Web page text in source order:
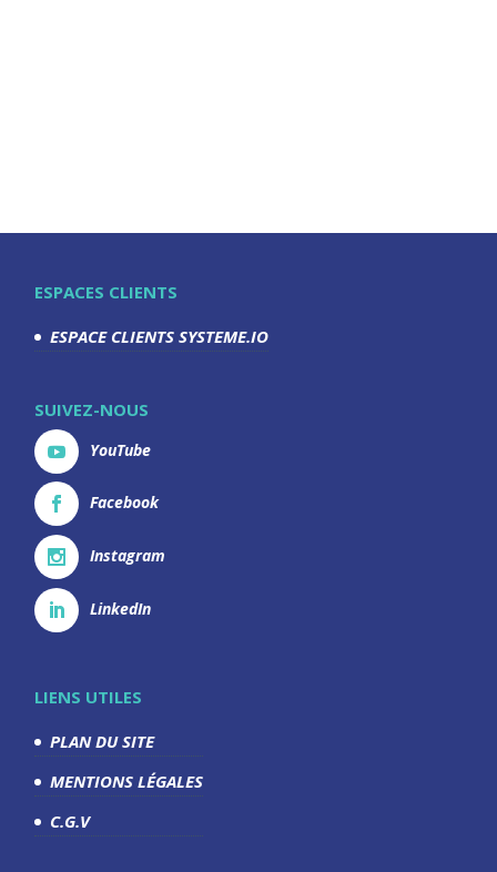
ESPACES CLIENTS
ESPACE CLIENTS SYSTEME.IO
SUIVEZ-NOUS
YouTube
Facebook
Instagram
LinkedIn
LIENS UTILES
PLAN DU SITE
MENTIONS LÉGALES
C.G.V